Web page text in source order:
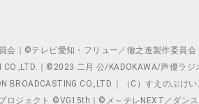
｜©テレビ愛知・フリュー／徹之進製作委員
｜©2023 二月 公/KADOKAWA/声優ラ
CO.,LTD.｜（C）すえのぶけ
ロジェクト ©VG15th｜©メ～テレNEXT／ダン